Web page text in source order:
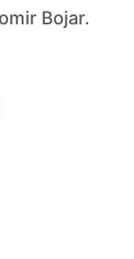
Bojar.